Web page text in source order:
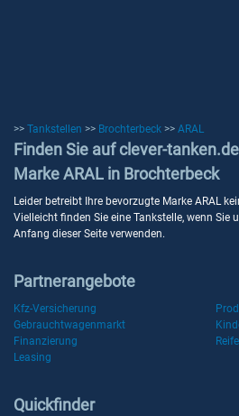
>> Tankstellen >> Brochterbeck >> ARAL
Finden Sie auf clever-
Marke ARAL in Brochterbeck
Leider betreibt Ihre bevorzugte Marke ARAL
Vielleicht finden Sie eine Tankstelle, wenn Sie
Anfang dieser Seite verwenden.
Partnerangebote
Kfz-Versicherung
Gebrauchtwagenmarkt
Finanzierung
Leasing
Quickfinder